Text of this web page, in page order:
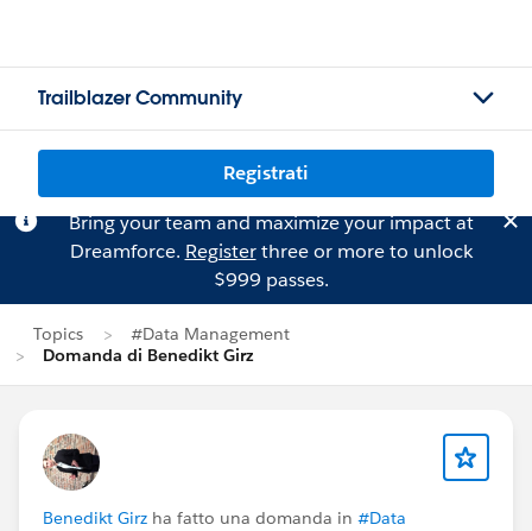
Trailblazer Community
Registrati
Bring your team and maximize your impact at
Dreamforce. Registerthree or more to unlock
$999 passes.
Topics
#Data Management
Domanda di Benedikt Girz
Benedikt Girz ha fatto una domanda in #Data